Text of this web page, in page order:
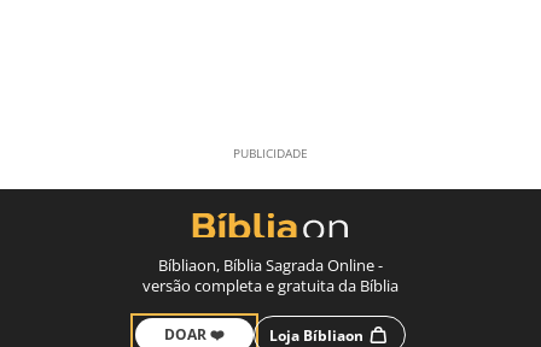
Bíbliaon, Bíblia Sagrada Online -
versão completa e gratuita da Bíblia
DOAR ❤️ Loja Bíbliaon